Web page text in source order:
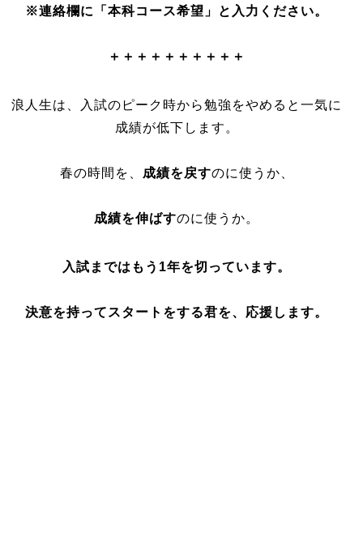
※連絡欄に「本科コース希望」と入力ください。
＋＋＋＋＋＋＋＋＋＋
浪人生は、入試のピーク時から勉強をやめると一気に
成績が低下します。
春の時間を、 成績を戻すのに使うか、
成績を伸ばすのに使うか。
入試まではもう1年を切っています。
決意を持ってスタートをする君を、応援します。